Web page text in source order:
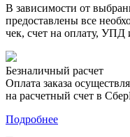
В зависимости от
предоставлены все
чек, счет на оплату, УПД
Безналичный расчет
Оплата заказа
на расчетный счет в
Подробнее